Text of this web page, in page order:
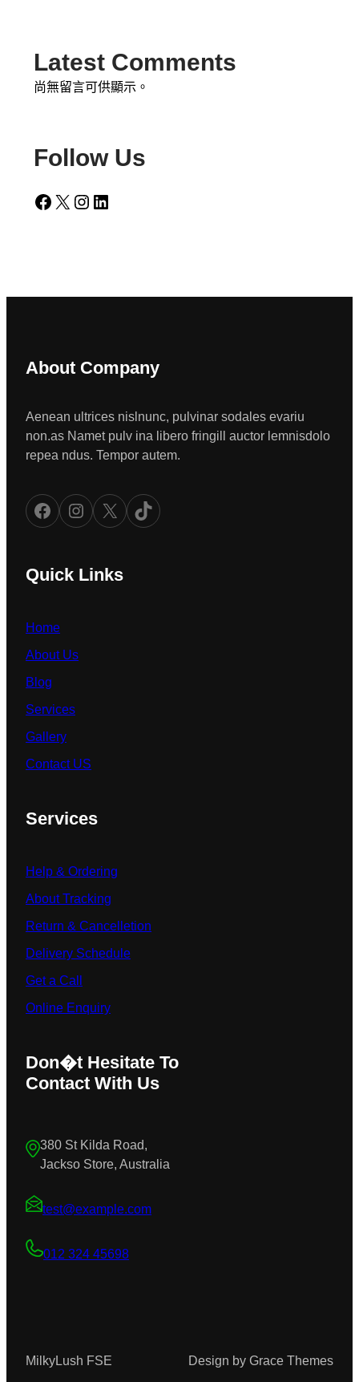
Latest Comments
尚無留言可供顯示。
Follow Us
Facebook X Instagram LinkedIn
About Company
Aenean ultrices nislnunc, pulvinar sodales evariu
non.as Namet pulv ina libero fringill auctor lemnisdolo
repea ndus. Tempor autem.
Facebook Instagram X TikTok
Quick Links
Home
About Us
Blog
Services
Gallery
Contact US
Services
Help & Ordering
About Tracking
Return & Cancelletion
Delivery Schedule
Get a Call
Online Enquiry
Don�t Hesitate To
Contact With Us
380 St Kilda Road,
Jackso Store, Australia
test@example.com
012 324 45698
MilkyLush FSE Design by Grace Themes